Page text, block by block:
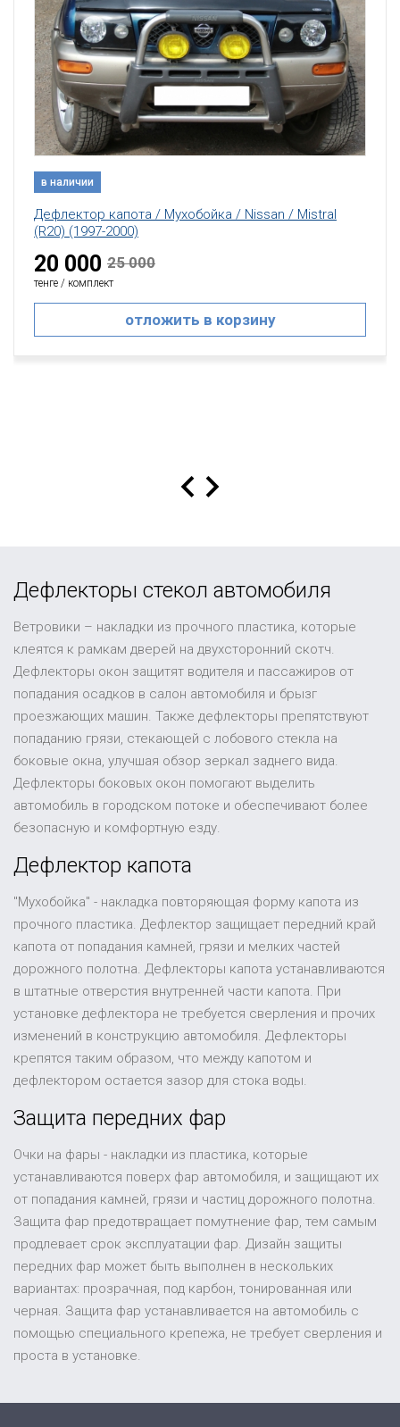
в наличии
Дефлектор капота / Мухобойка / Nissan / Mistral
(R20) (1997-2000)
20 000 25 000
тенге / комплект
отложить в корзину
Дефлекторы стекол автомобиля
Ветровики – накладки из прочного пластика, которые
клеятся к рамкам дверей на двухсторонний скотч.
Дефлекторы окон защитят водителя и пассажиров от
попадания осадков в салон автомобиля и брызг
проезжающих машин. Также дефлекторы препятствуют
попаданию грязи, стекающей с лобового стекла на
боковые окна, улучшая обзор зеркал заднего вида.
Дефлекторы боковых окон помогают выделить
автомобиль в городском потоке и обеспечивают более
безопасную и комфортную езду.
Дефлектор капота
"Мухобойка" - накладка повторяющая форму капота из
прочного пластика. Дефлектор защищает передний край
капота от попадания камней, грязи и мелких частей
дорожного полотна. Дефлекторы капота устанавливаются
в штатные отверстия внутренней части капота. При
установке дефлектора не требуется сверления и прочих
изменений в конструкцию автомобиля. Дефлекторы
крепятся таким образом, что между капотом и
дефлектором остается зазор для стока воды.
Защита передних фар
Очки на фары - накладки из пластика, которые
устанавливаются поверх фар автомобиля, и защищают их
от попадания камней, грязи и частиц дорожного полотна.
Защита фар предотвращает помутнение фар, тем самым
продлевает срок эксплуатации фар. Дизайн защиты
передних фар может быть выполнен в нескольких
вариантах: прозрачная, под карбон, тонированная или
черная. Защита фар устанавливается на автомобиль с
помощью специального крепежа, не требует сверления и
проста в установке.